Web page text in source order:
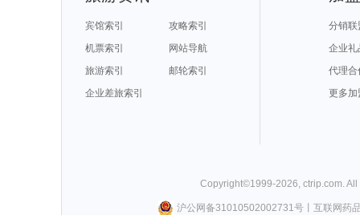
宾馆索引
攻略索引
机票索引
网站导航
旅游索引
邮轮索引
企业差旅索引
分销联
企业礼
代理合
更多加
Copyright©1999-2026, ctrip.com.
沪公网备31010502002731号丨 互联网药